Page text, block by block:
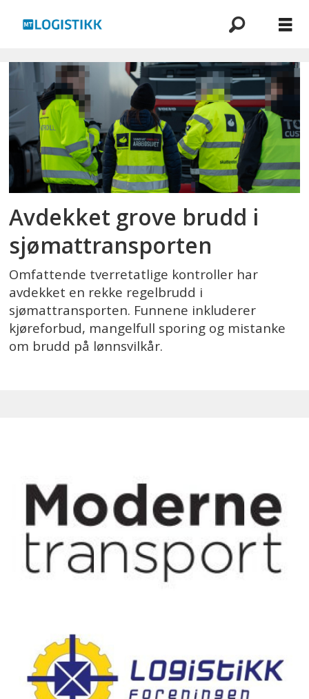
Emne:
regelbrudd
Avdekket grove brudd i
sjømat­transporten
Omfattende tverretatlige kontroller har
avdekket en rekke regelbrudd i
sjømattransporten. Funnene inkluderer
kjøreforbud, mangelfull sporing og mistanke
om brudd på lønnsvilkår.